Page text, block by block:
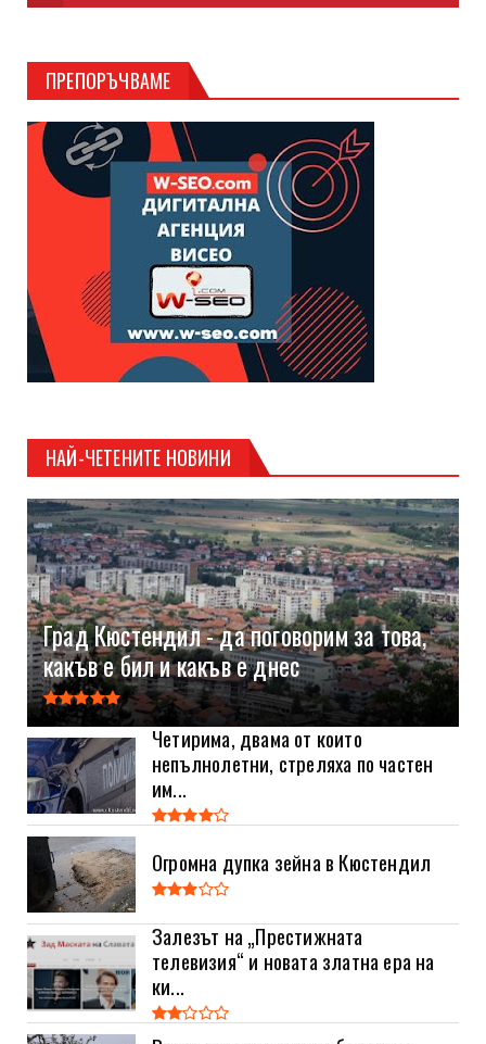
ПРЕПОРЪЧВАМЕ
НАЙ-ЧЕТЕНИТЕ НОВИНИ
Град Кюстендил - да поговорим за това,
какъв е бил и какъв е днес
Четирима, двама от които
непълнолетни, стреляха по частен
им...
Огромна дупка зейна в Кюстендил
Залезът на „Престижната
телевизия“ и новата златна ера на
ки...